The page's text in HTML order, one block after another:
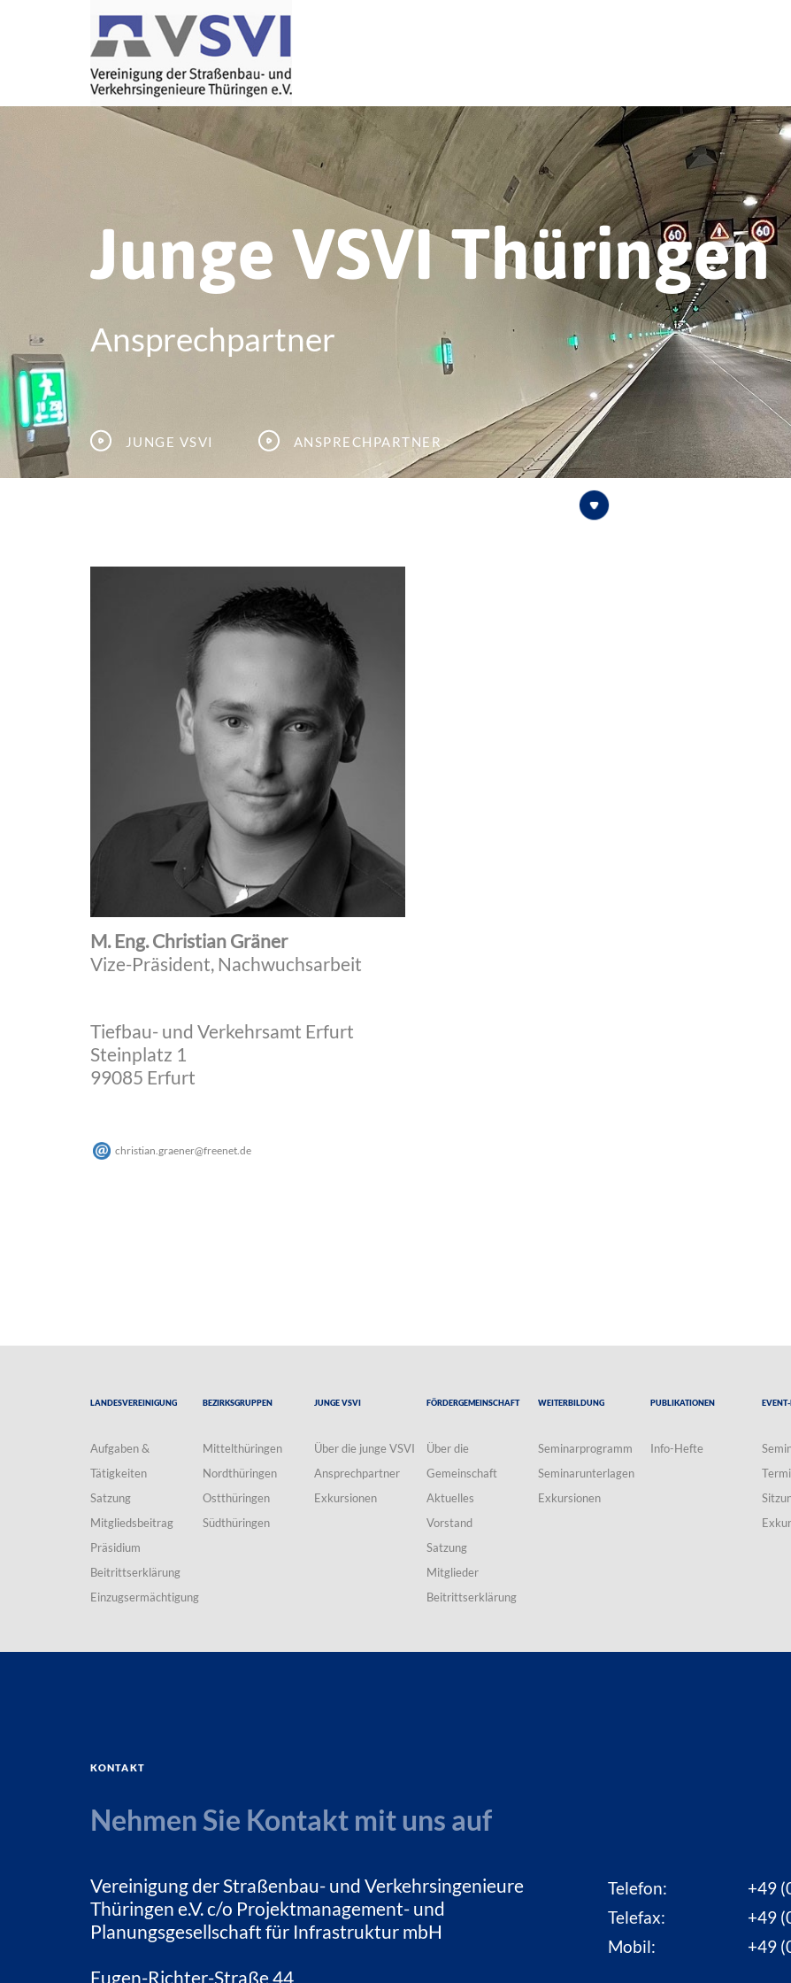
Junge VSVI Thüringen
Ansprechpartner
Junge VSVI Ansprechpartner
M. Eng. Christian Gräner
Vize-Präsident, Nachwuchsarbeit
Tiefbau- und Verkehrsamt Erfurt
Steinplatz 1
99085 Erfurt
christian.graener@freenet de
Landesvereinigung
Aufgaben &
Tätigkeiten
Satzung
Mitgliedsbeitrag
Präsidium
Beitrittserklärung
Einzugsermächtigung
Bezirksgruppen
Mittelthüringen
Nordthüringen
Ostthüringen
Südthüringen
Junge VSVI
Über die junge VSVI
Ansprechpartner
Exkursionen
Fördergemeinschaft
Über die
Gemeinschaft
Aktuelles
Vorstand
Satzung
Mitglieder
Beitrittserklärung
Weiterbildung
Seminarprogramm
Seminarunterlagen
Exkursionen
Publikationen
Info-Hefte
Kontakt
Nehmen Sie Kontakt mit uns auf
Vereinigung der Straßenbau- und Verkehrsingenieure
Thüringen e.V. c/o Projektmanagement- und
Planungsgesellschaft für Infrastruktur mbH
Eugen-Richter-Straße 44
Telefon:
+49
Telefax:
+49
Mobil:
+49